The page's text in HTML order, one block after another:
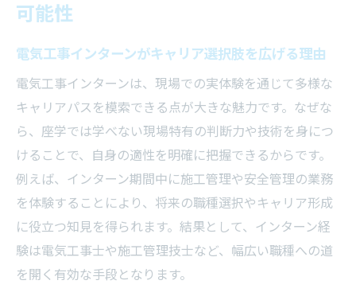
可能性
電気工事インターンがキャリア選択肢を広げる理由
電気工事インターンは、現場での実体験を通じて多様な
キャリアパスを模索できる点が大きな魅力です。なぜな
ら、座学では学べない現場特有の判断力や技術を身につ
けることで、自身の適性を明確に把握できるからです。
例えば、インターン期間中に施工管理や安全管理の業務
を体験することにより、将来の職種選択やキャリア形成
に役立つ知見を得られます。結果として、インターン経
験は電気工事士や施工管理技士など、幅広い職種への道
を開く有効な手段となります。